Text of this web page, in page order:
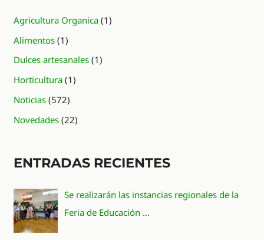
Agricultura Organica (1)
Alimentos (1)
Dulces artesanales (1)
Horticultura (1)
Noticias (572)
Novedades (22)
ENTRADAS RECIENTES
Se realizarán las instancias regionales de la
Feria de Educación …